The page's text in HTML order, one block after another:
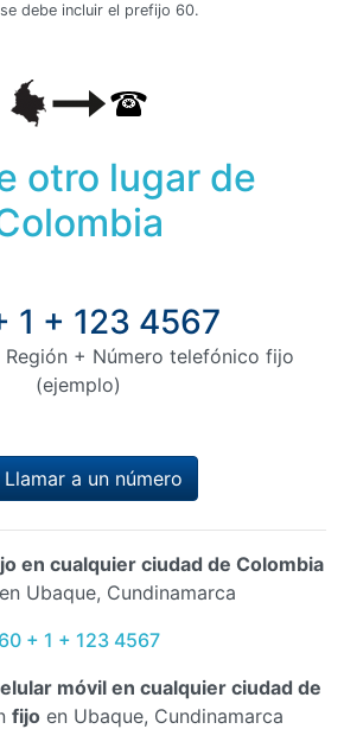
debe incluir el prefijo 60.
otro lugar de
1 + 123 4567
+ Número telefónico fijo
(ejemplo)
a un número
en cualquier ciudad de Colombia
en Ubaque, Cundinamarca
60 + 1 + 123 4567
móvil en cualquier ciudad de
fijoen Ubaque, Cundinamarca